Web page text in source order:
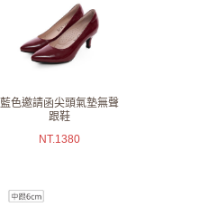
藍色邀請函尖頭氣墊無聲
跟鞋
NT.1380